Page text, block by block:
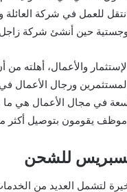
انتقل للعمل في شركة
حين أنشئ شركة زاجل
والأعمال، أهلته
ورجال الأعمال
لتشمل العديد من